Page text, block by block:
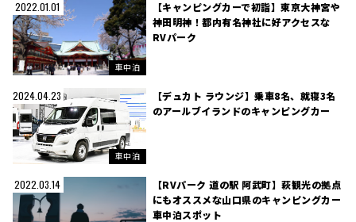
2022.01.01
車中泊
【キャンピングカーで初詣】東京大神宮や
神田明神！都内有名神社に好アクセスな
RVパーク
2024.04.23
車中泊
【デュカト ラウンジ】乗車8名、就寝3名
のアールブイランドのキャンピングカー
2022.03.14
【RVパーク 道の駅 阿武町】萩観光の拠点
にもオススメな山口県のキャンピングカー
車中泊スポット